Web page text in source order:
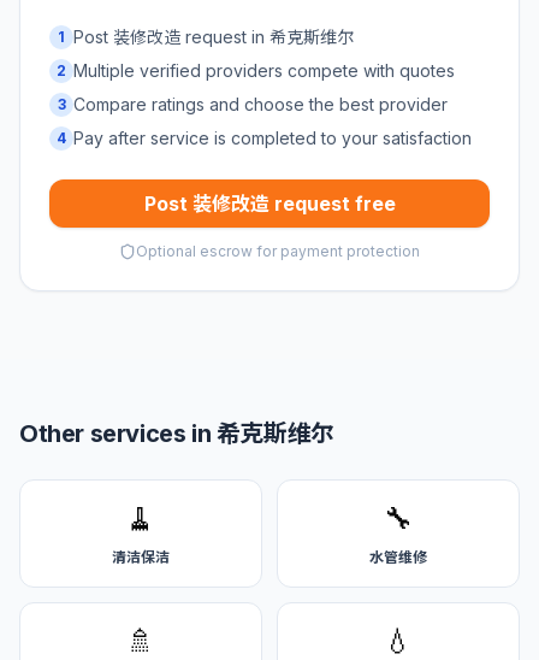
1 Post 装修改造 request in 希克斯维尔
2 Multiple verified providers compete with quotes
3 Compare ratings and choose the best provider
4 Pay after service is completed to your satisfaction
Post 装修改造 request free
Optional escrow for payment protection
Other services in 希克斯维尔
🧹
清洁保洁
🔧
水管维修
🚿 💧